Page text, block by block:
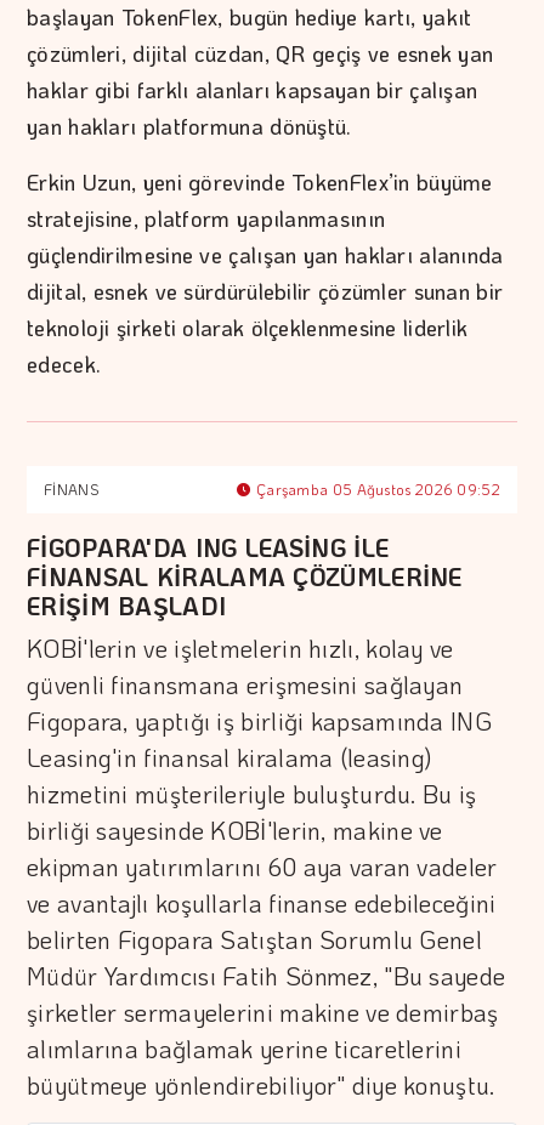
başlayan TokenFlex, bugün hediye kartı, yakıt
çözümleri, dijital cüzdan, QR geçiş ve esnek yan
haklar gibi farklı alanları kapsayan bir çalışan
yan hakları platformuna dönüştü.
Erkin Uzun, yeni görevinde TokenFlex’in büyüme
stratejisine, platform yapılanmasının
güçlendirilmesine ve çalışan yan hakları alanında
dijital, esnek ve sürdürülebilir çözümler sunan bir
teknoloji şirketi olarak ölçeklenmesine liderlik
edecek.
FİNANS Çarşamba 05 Ağustos 2026 09:52
FİGOPARA'DA ING LEASİNG İLE
FİNANSAL KİRALAMA ÇÖZÜMLERİNE
ERİŞİM BAŞLADI
KOBİ'lerin ve işletmelerin hızlı, kolay ve
güvenli finansmana erişmesini sağlayan
Figopara, yaptığı iş birliği kapsamında ING
Leasing'in finansal kiralama (leasing)
hizmetini müşterileriyle buluşturdu. Bu iş
birliği sayesinde KOBİ'lerin, makine ve
ekipman yatırımlarını 60 aya varan vadeler
ve avantajlı koşullarla finanse edebileceğini
belirten Figopara Satıştan Sorumlu Genel
Müdür Yardımcısı Fatih Sönmez, "Bu sayede
şirketler sermayelerini makine ve demirbaş
alımlarına bağlamak yerine ticaretlerini
büyütmeye yönlendirebiliyor" diye konuştu.